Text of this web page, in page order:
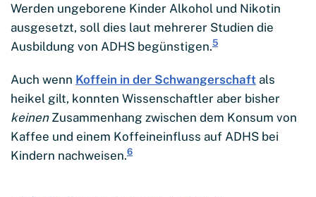
Werden ungeborene Kinder Alkohol und Nikotin
ausgesetzt, soll dies laut mehrerer Studien die
Ausbildung von ADHS begünstigen.5
Auch wenn Koffein in der Schwangerschaft als
heikel gilt, konnten Wissenschaftler aber bisher
keinen Zusammenhang zwischen dem Konsum von
Kaffee und einem Koffeineinfluss auf ADHS bei
Kindern nachweisen.6